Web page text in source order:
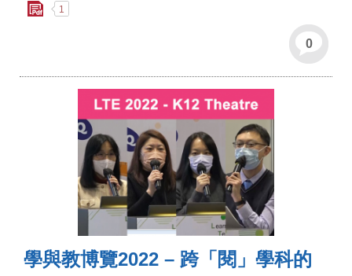
1
0
學與教博覽2022 – 跨「閱」學科的